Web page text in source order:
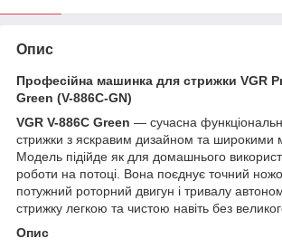
Опис
Професійна машинка для стрижки VGR
Green (V-886C-GN)
VGR V-886C Green — сучасна
стрижки з яскравим дизайном та широкими
Модель підійде як для домашнього
роботи на потоці. Вона поєднує точний
потужний роторний двигун і тривалу
стрижку легкою та чистою навіть без
Опис